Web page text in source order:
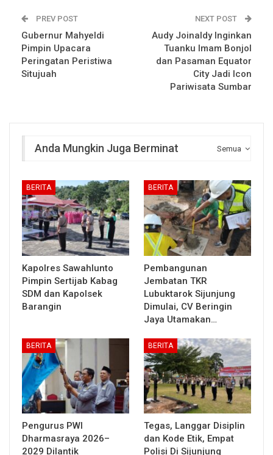
PREV POST
Gubernur Mahyeldi
Pimpin Upacara
Peringatan Peristiwa
Situjuah
NEXT POST
Audy Joinaldy Inginkan
Tuanku Imam Bonjol
dan Pasaman Equator
City Jadi Icon
Pariwisata Sumbar
Semua
Anda Mungkin Juga Berminat
BERITA
Kapolres Sawahlunto
Pimpin Sertijab Kabag
SDM dan Kapolsek
Barangin
BERITA
Pembangunan
Jembatan TKR
Lubuktarok Sijunjung
Dimulai, CV Beringin
Jaya Utamakan…
BERITA
Pengurus PWI
Dharmasraya 2026–
2029 Dilantik
BERITA
Tegas, Langgar Disiplin
dan Kode Etik, Empat
Polisi Di Sijunjung